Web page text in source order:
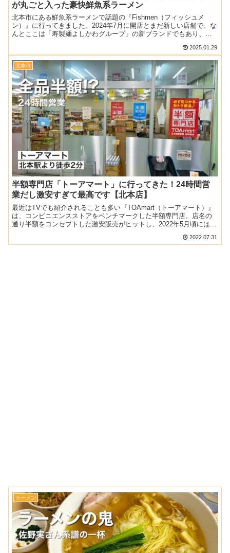
が丸ごと入った豪快鮮魚系ラーメン
北本市にある鮮魚系ラーメンで話題の『Fishmen（フィッシュメ
ン）』に行ってきました。2024年7月に開店とまだ新しい店舗で、な
んとここは「寿製麺よしかわグループ」の新ブランドでもあり、期
2025.01.29
北本市
半額専門店「トーアマート」に行ってきた！24時間営
業だし激安すぎて最高です【北本店】
最近はTVでも紹介されることも多い『TOAmart（トーアマート）』
は、コンビニエンスストアをベンチマークした半額専門店。店名の
通り半額をコンセプトした激安販売がヒットし、2022年5月頃には
2022.07.31
ラーメン